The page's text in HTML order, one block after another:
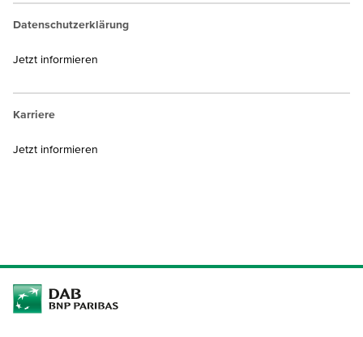
Datenschutzerklärung
Jetzt informieren
Karriere
Jetzt informieren